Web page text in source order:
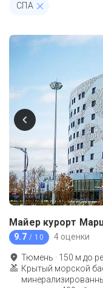
СПА
Майер курорт
9.7 / 10 4 оценки
Тюмень · 150 м до
Крытый морской